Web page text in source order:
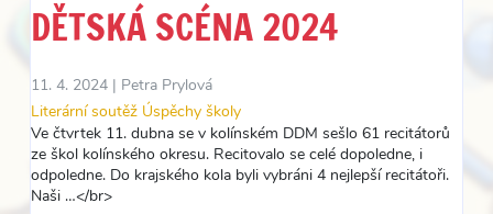
DĚTSKÁ SCÉNA 2024
11. 4. 2024 | Petra Prylová
Literární soutěž Úspěchy školy
Ve čtvrtek 11. dubna se v kolínském DDM sešlo 61 recitátorů
ze škol kolínského okresu. Recitovalo se celé dopoledne, i
odpoledne. Do krajského kola byli vybráni 4 nejlepší recitátoři.
Naši …</br>